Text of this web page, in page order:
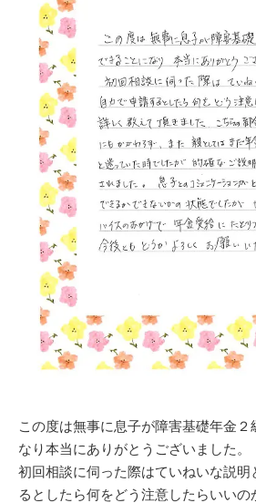
この度は無事に息子が障害基礎年金２
なり本当にありがとうございました。
初回相談に伺った際はていねいな説明
るとしたら何をどう注意したらいい